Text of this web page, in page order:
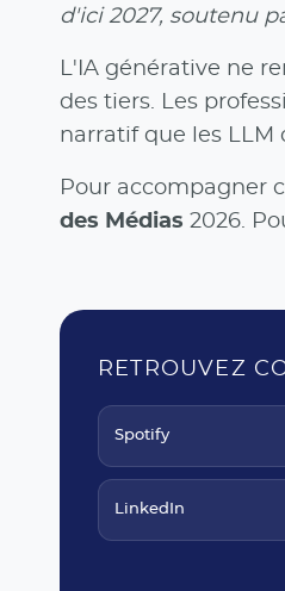
d'ici 2027, soutenu
L'IA générative ne
des tiers. Les
narratif que les LLM
Pour accompagner
des Médias 2026.
RETROUVEZ
Spotify
LinkedIn